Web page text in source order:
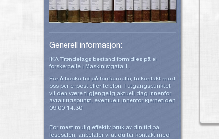
Generell informasjon:
IKA Trøndelags bestand formidles på ei
forskercelle i Maskinistgata 1.
For å booke tid på forskercella, ta kontakt med
oss per e-post eller telefon. I utgangspunktet
vil den være tilgjengelig aktuell dag innenfor
avtalt tidspunkt, eventuelt innenfor kjernetiden
09:00-14:30
For mest mulig effektiv bruk av din tid på
lesesalen, anbefaler vi at du tar kontakt med